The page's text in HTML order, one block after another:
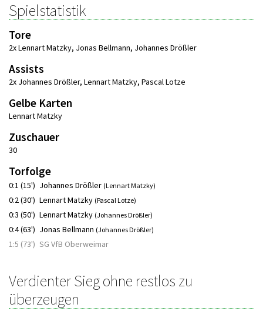
Spielstatistik
Tore
2x Lennart Matzky, Jonas Bellmann, Johannes Drößler
Assists
2x Johannes Drößler, Lennart Matzky, Pascal Lotze
Gelbe Karten
Lennart Matzky
Zuschauer
30
Torfolge
0:1 (15') Johannes Drößler (Lennart Matzky)
0:2 (30') Lennart Matzky (Pascal Lotze)
0:3 (50') Lennart Matzky (Johannes Drößler)
0:4 (63') Jonas Bellmann (Johannes Drößler)
1:5 (73') SG VfB Oberweimar
Verdienter Sieg ohne restlos zu
überzeugen